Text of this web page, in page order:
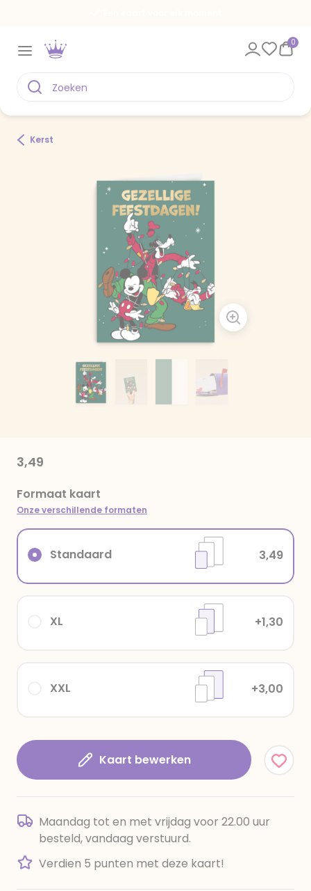
0
Kerst
3,49
Formaat kaart
Onze verschillende formaten
XXL +3,00
XL +1,30
Standaard 3,49
Kaart bewerken
Maandag tot en met vrijdag voor 22.00 uur
besteld, vandaag verstuurd.
Verdien 5 punten met deze kaart!